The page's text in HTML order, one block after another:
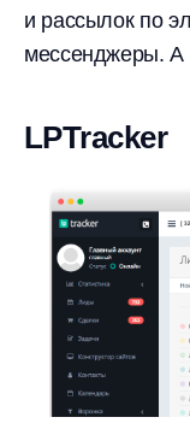
и рассылок по
мессенджеры. А
LPTracker